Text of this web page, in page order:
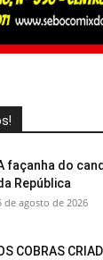
façanha do
República
de agosto de 2026
COBRAS